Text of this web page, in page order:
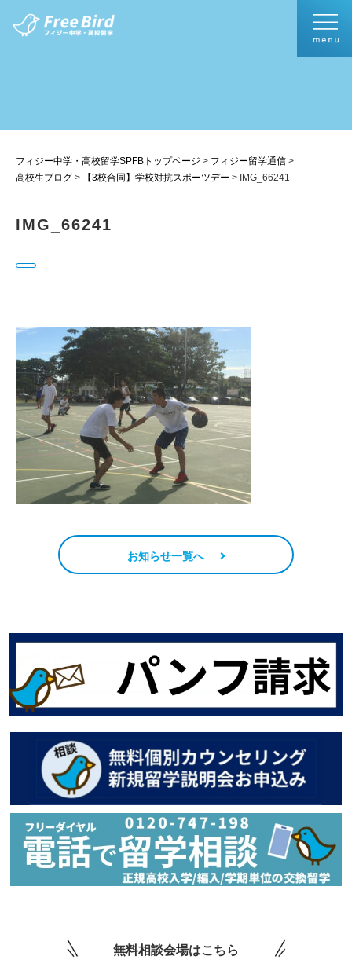
フィジー中学・高校留学SPFBトップページ > フィジー留学通信 >
高校生ブログ > 【3校合同】学校対抗スポーツデー > IMG_66241
IMG_66241
お知らせ一覧へ
無料相談会場はこちら